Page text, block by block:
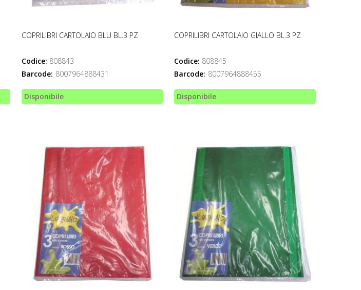
COPRILIBRI CARTOLAIO BLU BL.3 PZ
Codice: 808843
Barcode: 8007964888431
Disponibile
COPRILIBRI CARTOLAIO GIALLO BL.3 PZ
Codice: 808845
Barcode: 8007964888455
Disponibile